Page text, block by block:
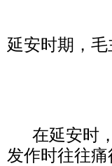
延安时期，
在延安时，
发作时往往